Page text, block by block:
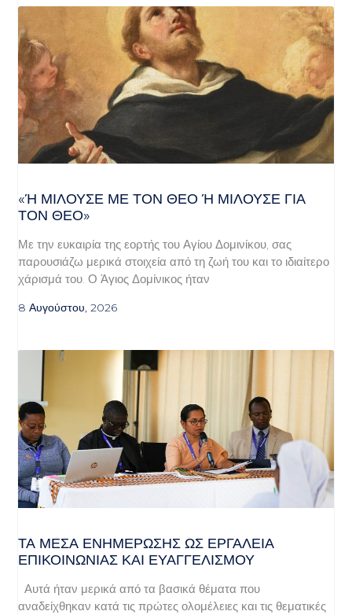
«Ή ΜΙΛΟΎΣΕ ΜΕ ΤΟΝ ΘΕΌ Ή ΜΙΛΟΎΣΕ ΓΙΑ ΤΟ
Ν ΘΕΌ»
Με την ευκαιρία της εορτής του Αγίου Δομινίκου, σας
παρουσιάζω μερικά στοιχεία από τη ζωή του και το ιδιαίτερο
χάρισμά του. Ο Άγιος Δομίνικος ήταν
8 Αυγούστου, 2026
ΤΑ ΜΈΣΑ ΕΝΗΜΈΡΩΣΗΣ ΩΣ ΕΡΓΑΛΕΊΑ
ΕΠΙΚΟΙΝΩΝΊΑΣ ΚΑΙ ΕΥΑΓΓΕΛΙΣΜΟΎ
Αυτά ήταν μερικά από τα βασικά θέματα που
αναδείχθηκαν κατά τις πρώτες ολομέλειες και τις θεματικές